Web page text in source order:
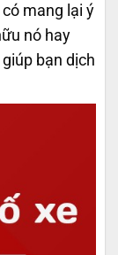
mang lại ý
nó hay
giúp bạn dịch